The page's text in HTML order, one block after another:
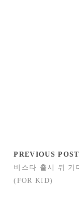
PREVIOUS POST
비스타 출시 뒤 기
(FOR KID)